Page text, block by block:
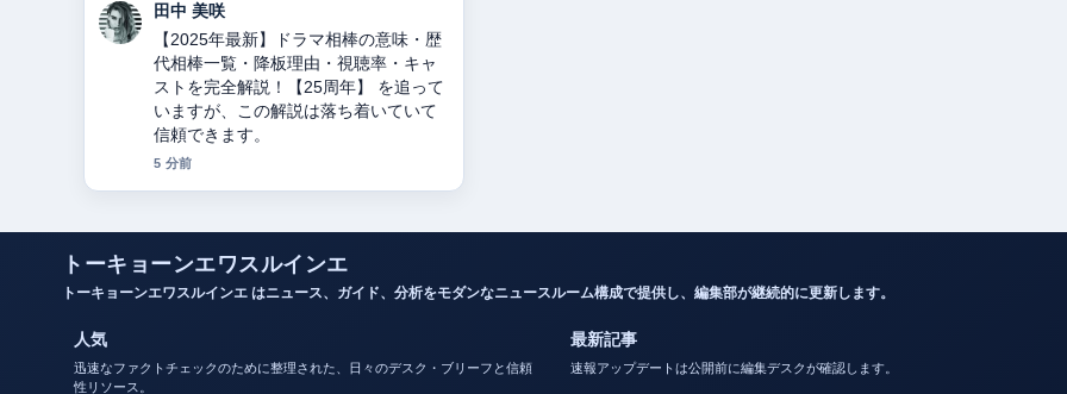
中村 悠斗
東ちづるの現在、病気、夫、活動を徹
底解説 の背景説明が助かります。ライ
ブ更新を続けてください。
7 分前
トーキョーンエワスルインエ はニュース、ガイド、分析をモダンなニュースルーム構成で提供し、編集部が継続的に更新します。
人気
迅速なファクトチェックのために整理された、日々のデスク・ブリーフと信頼
性リソース。
会社概要
最新記事
速報アップデートは公開前に編集デスクが確認します。
東ちづるの現在、病気、夫、活動を徹底解説